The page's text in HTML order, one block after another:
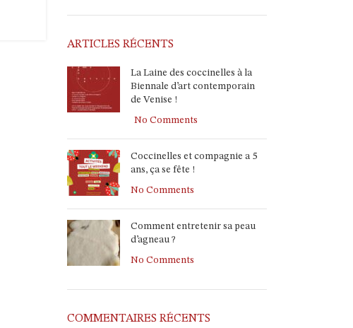
ARTICLES RÉCENTS
La Laine des coccinelles à la
Biennale d’art contemporain
de Venise !
No Comments
Coccinelles et compagnie a 5
ans, ça se fête !
No Comments
Comment entretenir sa peau
d’agneau ?
No Comments
COMMENTAIRES RÉCENTS